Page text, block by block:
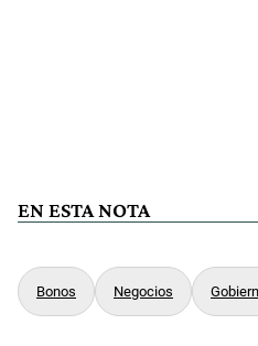
EN ESTA NOTA
Bonos Negocios